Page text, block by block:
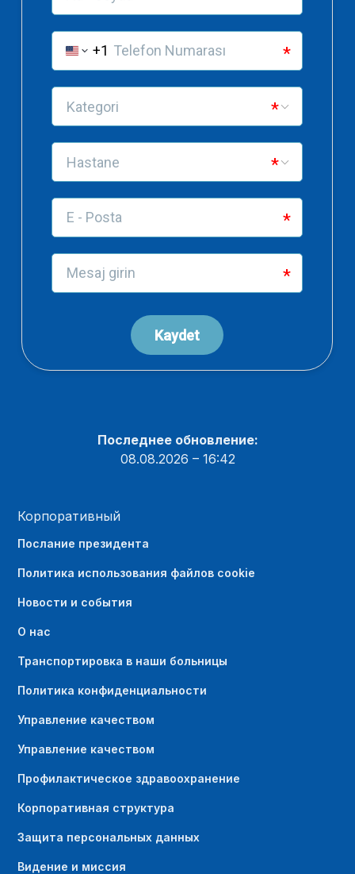
Последнее обновление:
08.08.2026 – 16:42
Корпоративный
Послание президента
Политика использования файлов cookie
Новости и события
О нас
Транспортировка в наши больницы
Политика конфиденциальности
Управление качеством
Управление качеством
Профилактическое здравоохранение
Корпоративная структура
Защита персональных данных
Видение и миссия